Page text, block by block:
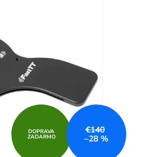
DOPRAVA
ZADARMO
€140
–28 %